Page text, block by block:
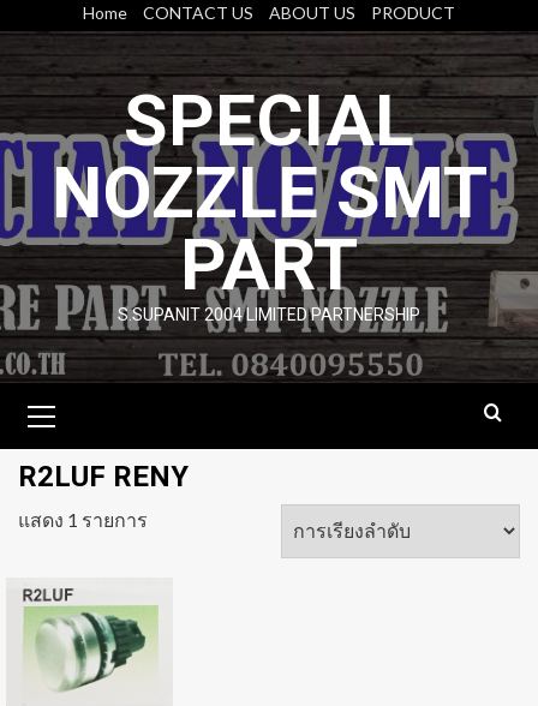
content
Home CONTACT US ABOUT US PRODUCT
SPECIAL
NOZZLE SMT
PART
S.SUPANIT 2004 LIMITED PARTNERSHIP
Menu
R2LUF RENY
แสดง 1 รายการ